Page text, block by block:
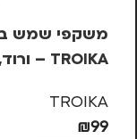
משקפי שמש
TROIKA – ורוד, +1.5
TROIKA
₪99